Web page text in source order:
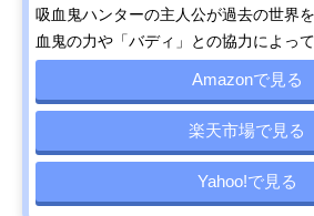
吸血鬼ハンターの主人公が過去の世界
血鬼の力や「バディ」との協力によっ
Amazonで見る
楽天市場で見る
Yahoo!で見る